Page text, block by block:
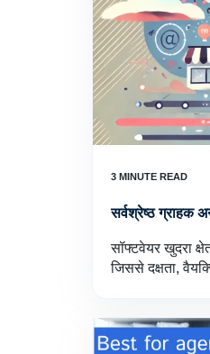
सर्वश्रेष्ठ ग्राहक
सॉफ्टवेयर खुदरा
जिससे दक्षता,